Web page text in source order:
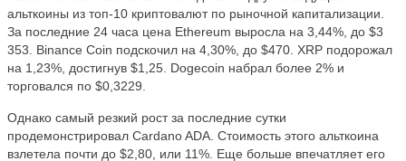
альткоины из топ-10 криптовалют по рыночной капитализации.
За последние 24 часа цена Ethereum выросла на 3,44%, до $3
353. Binance Coin подскочил на 4,30%, до $470. XRP подорожал
на 1,23%, достигнув $1,25. Dogecoin набрал более 2% и
торговался по $0,3229.
Однако самый резкий рост за последние сутки
продемонстрировал Cardano ADA. Стоимость этого альткоина
взлетела почти до $2,80, или 11%. Еще больше впечатляет его